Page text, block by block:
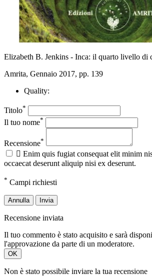
Elizabeth B. Jenkins - Inca: il quarto livello di
Amrita, Gennaio 2017, pp. 139
Quality:
Titolo*
Il tuo nome*
Recensione*
 Enim quis fugiat consequat elit minim
occaecat deserunt aliquip nisi ex deserunt.
* Campi richiesti
Annulla Invia
Recensione inviata
Il tuo commento è stato acquisito e sarà
l'approvazione da parte di un moderatore.
OK
Non è stato possibile inviare la tua recensione